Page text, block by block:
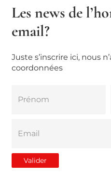
Les news de
email?
Juste s’inscrire ici, nous
coordonnées